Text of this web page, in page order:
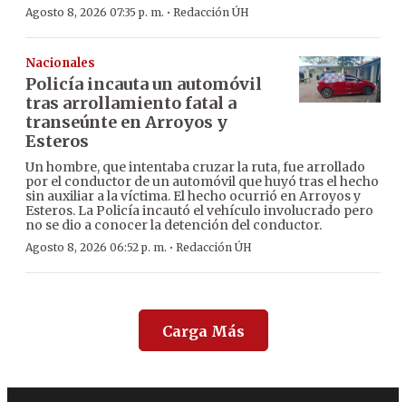
Agosto 8, 2026 07:35 p. m. · Redacción ÚH
Nacionales
Policía incauta un automóvil
tras arrollamiento fatal a
transeúnte en Arroyos y
Esteros
Un hombre, que intentaba cruzar la ruta, fue arrollado
por el conductor de un automóvil que huyó tras el hecho
sin auxiliar a la víctima. El hecho ocurrió en Arroyos y
Esteros. La Policía incautó el vehículo involucrado pero
no se dio a conocer la detención del conductor.
Agosto 8, 2026 06:52 p. m. · Redacción ÚH
Carga Más